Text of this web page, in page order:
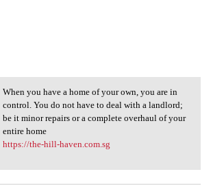
you have a home of your
When you have a home of your own, you are in
control. You do not have to deal with a landlord;
be it minor repairs or a complete overhaul of your
entire home
https://the-hill-haven.com.sg